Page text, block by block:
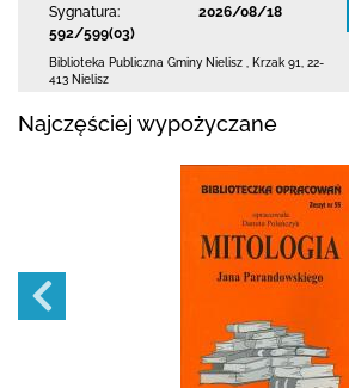
Sygnatura:
592/599(03)
2026/08/18
Biblioteka Publiczna Gminy Nielisz Krzak 91
22-
413 Nielisz
Najczęściej wypożyczane